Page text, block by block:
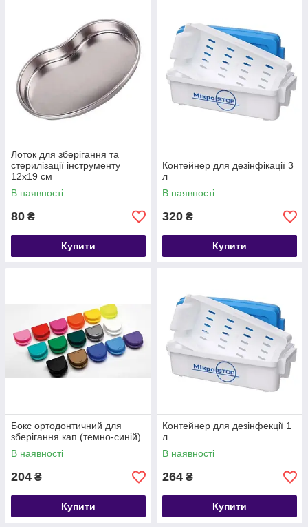
Лоток для зберігання та
стерилізації інструменту
12х19 см
В наявності
80 ₴
Купити
Контейнер для дезінфікації 3
л
В наявності
320 ₴
Купити
Бокс ортодонтичний для
зберігання кап (темно-синій)
В наявності
204 ₴
Купити
Контейнер для дезінфекції 1
л
В наявності
264 ₴
Купити